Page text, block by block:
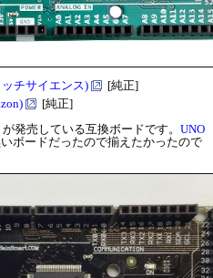
チサイエンス)
[純正]
[純正]
が発売している互換ボードです。UNO
ボードだったので揃えたかったので